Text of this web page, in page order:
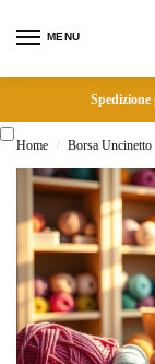
MENU
Home / Borsa Uncinetto